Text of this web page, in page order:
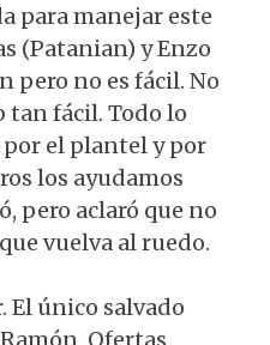
para manejar este
(Patanian) y Enzo
pero no es fácil. No
tan fácil. Todo lo
el plantel y por
los ayudamos
pero aclaró que no
vuelva al ruedo.
El único salvado
Ofertas